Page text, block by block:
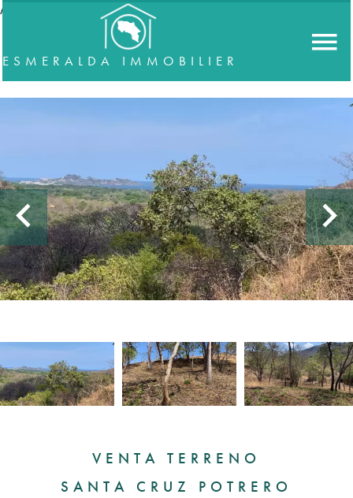
//accordeon
ESMERALDA IMMOBILIER
VENTA TERRENO
SANTA CRUZ POTRERO